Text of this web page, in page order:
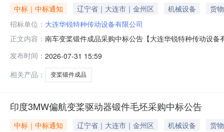
中标｜中标通知 辽宁省｜大连市｜金州区 机械设备
货物
招标单位： 大连华锐特种传动设备有限公司
正文内容： 南车变桨锻件成品采购中标公告【大连华锐特种传动设
发布时间： 2026-07-31 15:59
相关产品：
变桨锻件成品
印度3MW偏航变桨驱动器锻件毛坯采购中标公告
中标｜中标通知 辽宁省｜大连市｜金州区 机械设备
货物